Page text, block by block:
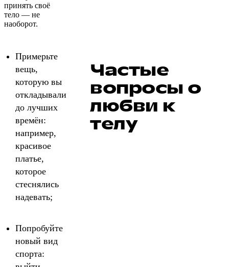
принять своё
тело — не
наоборот.
Примерьте
вещь,
которую вы
откладывали
до лучших
времён:
например,
красивое
платье,
которое
стеснялись
надевать;
Попробуйте
новый вид
спорта:
Частые
вопросы о
любви к
телу